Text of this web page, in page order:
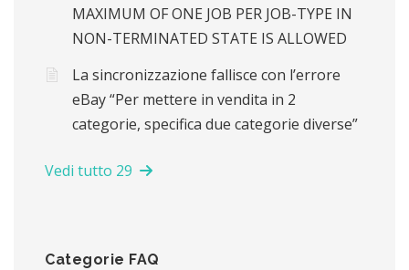
MAXIMUM OF ONE JOB PER JOB-TYPE IN
NON-TERMINATED STATE IS ALLOWED
La sincronizzazione fallisce con l’errore
eBay “Per mettere in vendita in 2
categorie, specifica due categorie diverse”
Vedi tutto 29
Categorie FAQ